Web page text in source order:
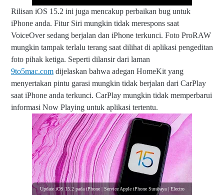
Rilisan iOS 15.2 ini juga mencakup perbaikan bug untuk
iPhone anda. Fitur Siri mungkin tidak merespons saat
VoiceOver sedang berjalan dan iPhone terkunci. Foto ProRAW
mungkin tampak terlalu terang saat dilihat di aplikasi pengeditan
foto pihak ketiga. Seperti dilansir dari laman
9to5mac.com dijelaskan bahwa adegan HomeKit yang
menyertakan pintu garasi mungkin tidak berjalan dari CarPlay
saat iPhone anda terkunci. CarPlay mungkin tidak memperbarui
informasi Now Playing untuk aplikasi tertentu.
Update iOS 15.2 pada iPhone | Service Apple iPhone Surabaya | Electro